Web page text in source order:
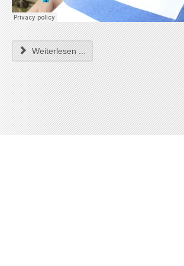
Weiterlesen ...